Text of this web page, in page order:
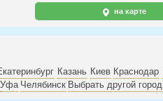
на карте
Казань Киев Краснодар
Уфа Челябинск Выбрать другой город